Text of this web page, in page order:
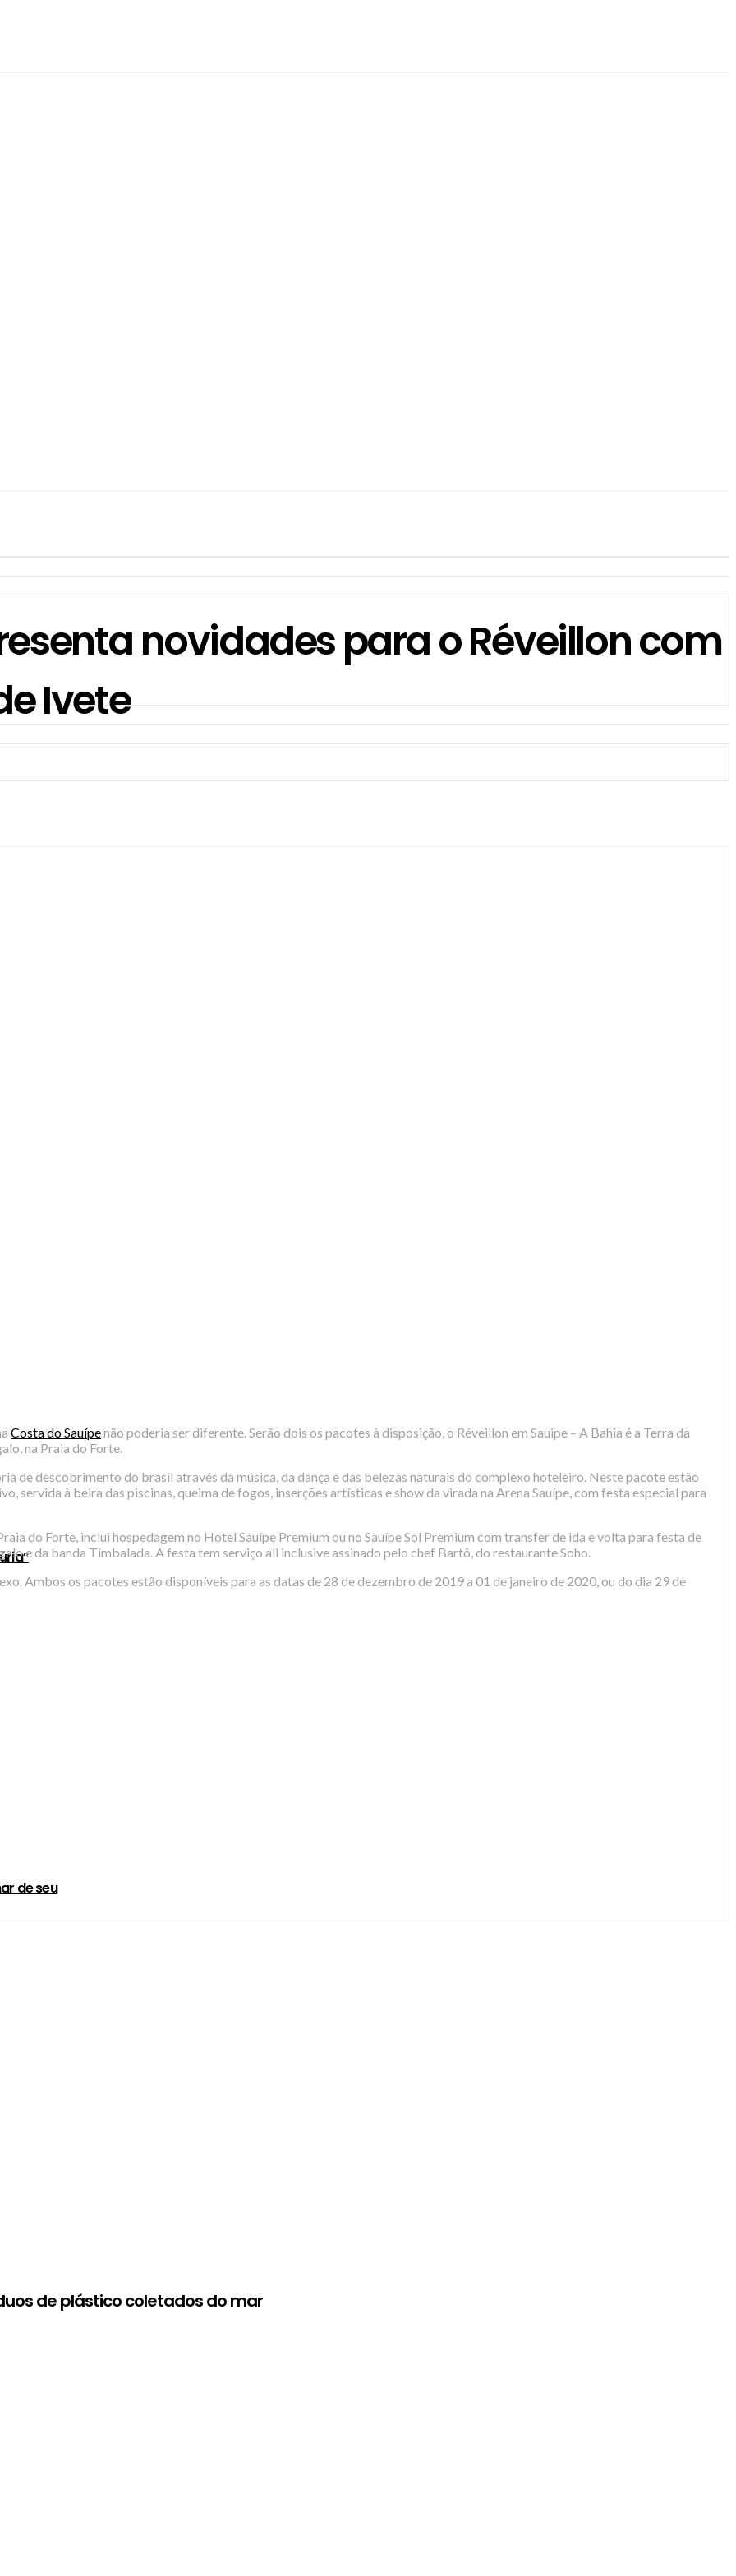
de seu
novidades para o Réveillon com
Ivete
Costa do Sauípenão poderia ser diferente. Serão dois os pacotes à disposição, o Réveillon em Sauipe – A Bahia é a Terra da
na Praia do Forte.
de descobrimento do brasil através da música, da dança e das belezas naturais do complexo hoteleiro. Neste pacote estão
servida à beira das piscinas, queima de fogos, inserções artísticas e show da virada na Arena Sauípe, com festa especial para
do Forte, inclui hospedagem no Hotel Sauípe Premium ou no Sauípe Sol Premium com transfer de ida e volta para festa de
e da banda Timbalada. A festa tem serviço all inclusive assinado pelo chef Bartô, do restaurante Soho.
Ambos os pacotes estão disponíveis para as datas de 28 de dezembro de 2019 a 01 de janeiro de 2020, ou do dia 29 de
de plástico coletados do mar